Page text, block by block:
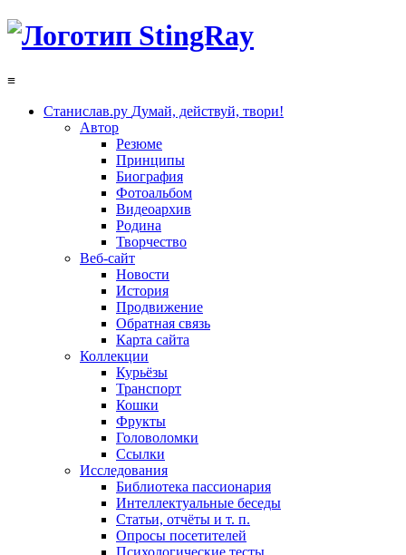
≡
Станислав.ру Думай, действуй, твори!
Автор
Резюме
Принципы
Биография
Фотоальбом
Видеоархив
Родина
Творчество
Веб-сайт
Новости
История
Продвижение
Обратная связь
Карта сайта
Коллекции
Курьёзы
Транспорт
Кошки
Фрукты
Головоломки
Ссылки
Исследования
Библиотека пассионария
Интеллектуальные беседы
Статьи, отчёты и т. п.
Опросы посетителей
Психологические тесты